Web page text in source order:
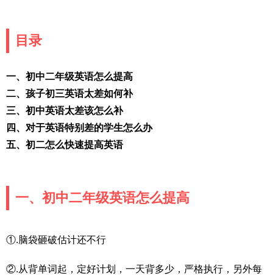
目录
一、初中二年级英语怎么提高
二、孩子初三英语太差如何补
三、初中英语太差该怎么补
四、对于英语特别差的学生怎么办
五、初二怎么快速提高英语
一、初中二年级英语怎么提高
①.脑袋砸破估计还不行
②.从背单词起，定好计划，一天背多少，严格执行，另外每